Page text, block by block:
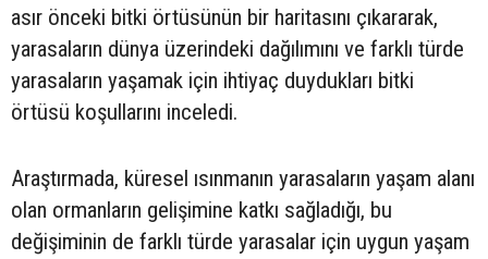
asır önceki bitki örtüsünün bir haritasını çıkararak,
yarasaların dünya üzerindeki dağılımını ve farklı türde
yarasaların yaşamak için ihtiyaç duydukları bitki
örtüsü koşullarını inceledi.
Araştırmada, küresel ısınmanın yarasaların yaşam alanı
olan ormanların gelişimine katkı sağladığı, bu
değişiminin de farklı türde yarasalar için uygun yaşam